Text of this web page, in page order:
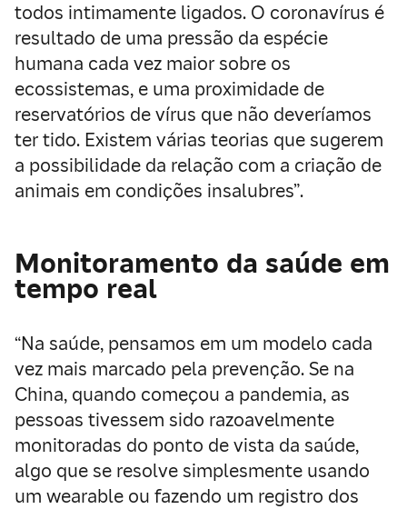
todos intimamente ligados. O coronavírus é
resultado de uma pressão da espécie
humana cada vez maior sobre os
ecossistemas, e uma proximidade de
reservatórios de vírus que não deveríamos
ter tido. Existem várias teorias que sugerem
a possibilidade da relação com a criação de
animais em condições insalubres”.
Monitoramento da saúde em
tempo real
“Na saúde, pensamos em um modelo cada
vez mais marcado pela prevenção. Se na
China, quando começou a pandemia, as
pessoas tivessem sido razoavelmente
monitoradas do ponto de vista da saúde,
algo que se resolve simplesmente usando
um wearable ou fazendo um registro dos